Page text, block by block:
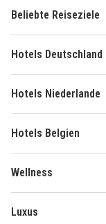
Beliebte Reiseziele
Hotels Deutschland
Hotels Niederlande
Hotels Belgien
Wellness
Luxus